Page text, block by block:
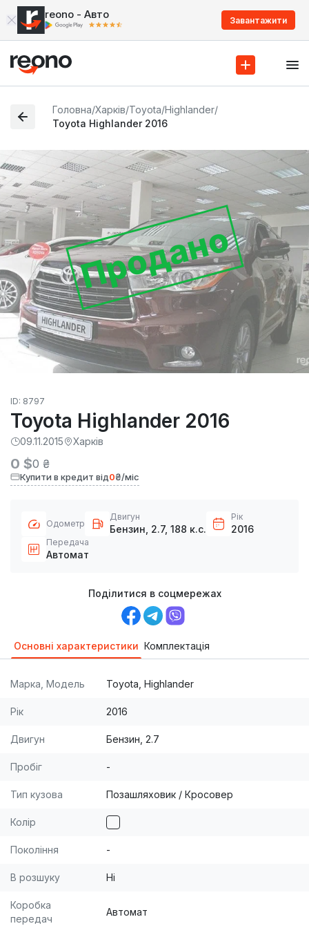
reono - Авто Завантажити
Головна/Харків/Toyota/Highlander/
Toyota Highlander 2016
Продано
ID: 8797
Toyota Highlander 2016
09.11.2015 Харків
0 $0 ₴
Купити в кредит від0₴/міс
Одометр
Двигун
Бензин, 2.7, 188 к.с.
Рік
2016
Передача
Автомат
Поділитися в соцмережах
Основні характеристики Комплектація
Марка, Модель Toyota, Highlander
Рік 2016
Двигун Бензин, 2.7
Пробіг -
Тип кузова Позашляховик / Кросовер
Колір
Покоління -
В розшуку Ні
Коробка
передач
Автомат